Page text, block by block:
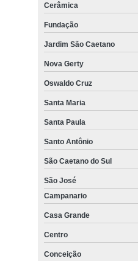
Cerâmica
Fundação
Jardim São Caetano
Nova Gerty
Oswaldo Cruz
Santa Maria
Santa Paula
Santo Antônio
São Caetano do Sul
São José
Campanario
Casa Grande
Centro
Conceição